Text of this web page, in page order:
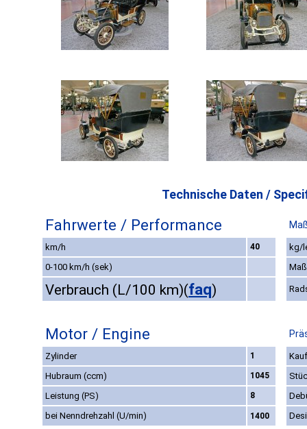
Technische Daten /
Fahrwerte / Performance
km/h 40
kg/
0-100 km/h (sek)
Verbrauch (L/100 km)(faq)
Motor / Engine
Zylinder 1
Hubraum (ccm)
1045
Leistung (PS)
8
bei Nenndrehzahl (U/min)
1400